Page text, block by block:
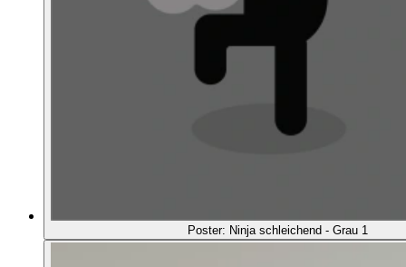
Poster: Ninja schleichend - Grau 1